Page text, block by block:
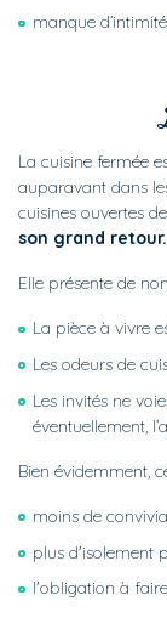
manque
La cuisine fermée
auparavant dans
cuisines ouvertes
son grand retour.
Elle présente de
La pièce à vivre
Les odeurs de
Les invités ne
éventuellement,
Bien évidemment,
moins de
plus d'isolement
l'obligation à